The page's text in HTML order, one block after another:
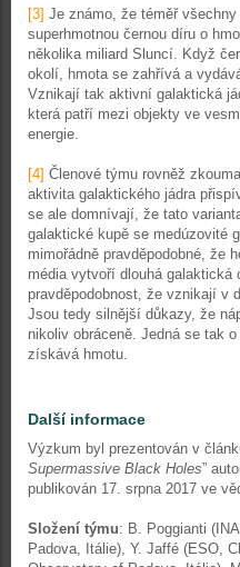
[3] Je známo, že téměř
superhmotnou černou díru o
několika miliard Sluncí. Když
okolí, hmota se zahřívá a
Vznikají tak aktivní galaktická
která patří mezi objekty ve
energie.
[4] Členové týmu rovněž
aktivita galaktického jádra
se ale domnívají, že tato
galaktické kupě se medúzovité
mimořádně pravděpodobné, že
média vytvoří dlouhá galaktická
pravděpodobnost, že vznikají v
Jsou tedy silnější důkazy, že
nikoliv obráceně. Jedná se tak
získává hmotu.
Další informace
Výzkum byl prezentován v
Supermassive Black Holes”
publikován 17. srpna 2017 ve
Složení týmu: B. Poggianti
Padova, Itálie), Y. Jaffé (ESO,